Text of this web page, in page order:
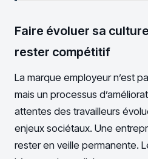
Faire évoluer sa
rester compétitif
La marque employeur n’est
mais un processus
attentes des travailleurs
enjeux sociétaux. Une
rester en veille permanente.